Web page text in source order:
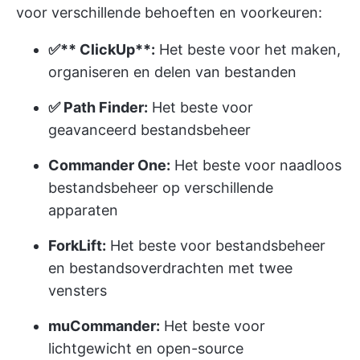
voor verschillende behoeften en voorkeuren:
✅** ClickUp**: Het beste voor het maken,
organiseren en delen van bestanden
✅ Path Finder: Het beste voor
geavanceerd bestandsbeheer
Commander One: Het beste voor naadloos
bestandsbeheer op verschillende
apparaten
ForkLift: Het beste voor bestandsbeheer
en bestandsoverdrachten met twee
vensters
muCommander: Het beste voor
lichtgewicht en open-source